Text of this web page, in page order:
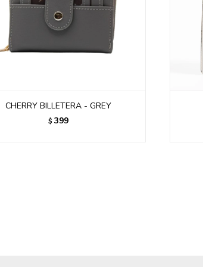
CHERRY BILLETERA - GREY
$ 399